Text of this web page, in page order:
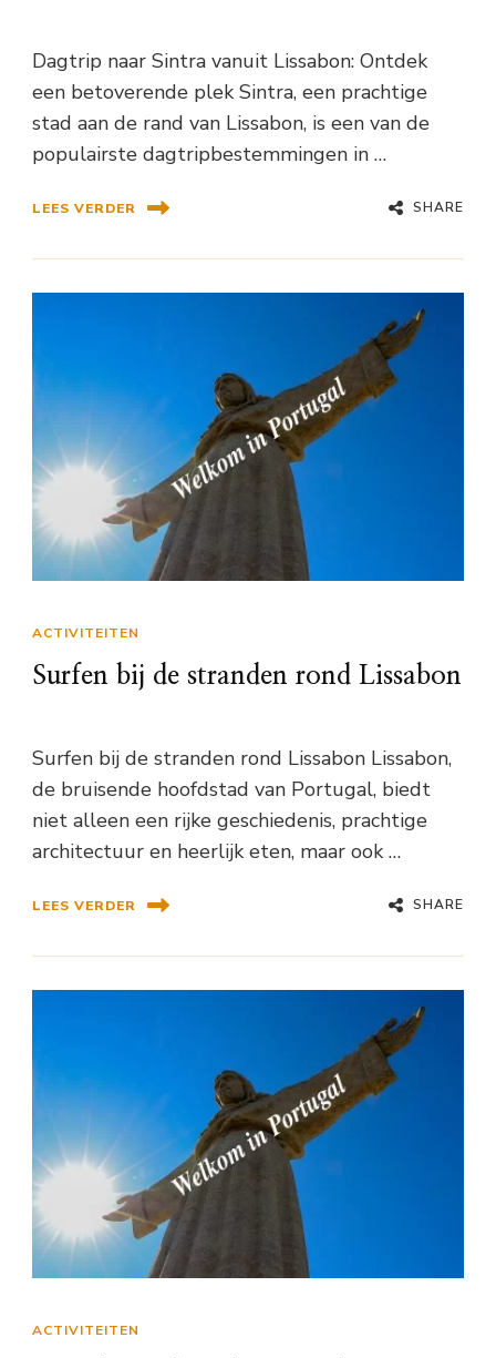
Dagtrip naar Sintra vanuit Lissabon: Ontdek
een betoverende plek Sintra, een prachtige
stad aan de rand van Lissabon, is een van de
populairste dagtripbestemmingen in …
LEES VERDER SHARE
ACTIVITEITEN
Surfen bij de stranden rond Lissabon
Surfen bij de stranden rond Lissabon Lissabon,
de bruisende hoofdstad van Portugal, biedt
niet alleen een rijke geschiedenis, prachtige
architectuur en heerlijk eten, maar ook …
LEES VERDER SHARE
ACTIVITEITEN